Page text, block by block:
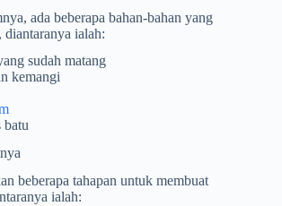
ada beberapa bahan-bahan yang
diantaranya ialah:
sudah matang
kemangi
batu
beberapa tahapan untuk membuat
ialah: